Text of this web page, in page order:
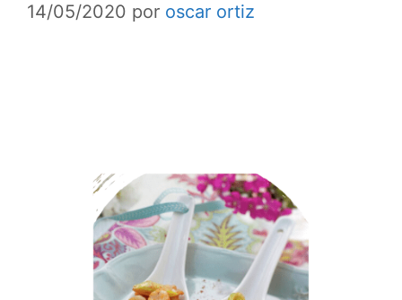
14/05/2020 por oscar ortiz